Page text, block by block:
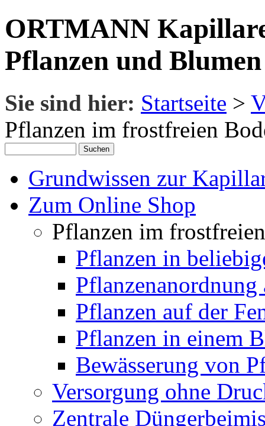
ORTMANN
Pflanzen und Blumen
Sie sind hier: Startseite >
Pflanzen im frostfreien
Grundwissen zur
Zum Online Shop
Pflanzen im
Pflanzen in
Pflanzen auf der
Pflanzen in einem
Bewässerung von
Versorgung ohne
Zentrale